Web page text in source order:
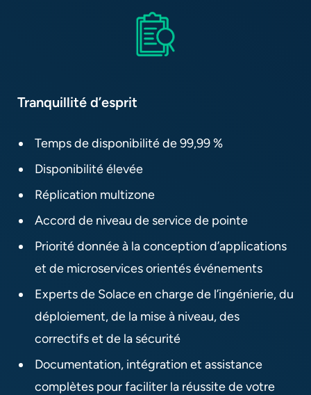
Tranquillité d’esprit
Temps de disponibilité de 99,99 %
Disponibilité élevée
Réplication multizone
Accord de niveau de service de pointe
Priorité donnée à la conception d’applications
et de microservices orientés événements
Experts de Solace en charge de l’ingénierie, du
déploiement, de la mise à niveau, des
correctifs et de la sécurité
Documentation, intégration et assistance
complètes pour faciliter la réussite de votre